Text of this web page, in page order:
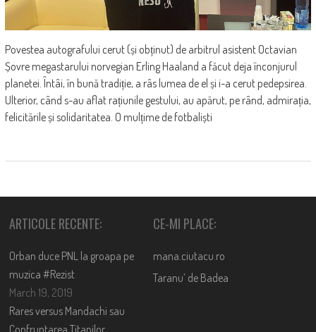
Povestea autografului cerut (și obținut) de arbitrul asistent Octavian
Șovre megastarului norvegian Erling Haaland a făcut deja înconjurul
planetei. Întâi, în bună tradiție, a râs lumea de el și i-a cerut pedepsirea.
Ulterior, când s-au aflat rațiunile gestului, au apărut, pe rând, admirația,
felicitările și solidaritatea. O mulțime de fotbaliști
ARTICOLE RECENTE:
Orban duce PNL la groapa pe
muzica #Rezist
March 19, 2019
Rares versus Mandachi sau
Confruntarea Titanilor
CE-MI PLACE:
mana.ciutacu.ro
Taranu’ de Badea